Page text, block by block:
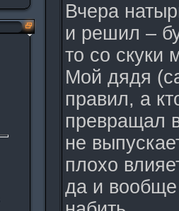
Вчера
и решил –
то со скуки
Мой дядя
правил, а
превращал
не
плохо
да и